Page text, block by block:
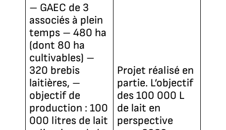
– GAEC de 3
associés à plein
temps – 480 ha
(dont 80 ha
cultivables) –
320 brebis
laitières, –
objectif de
production : 100
000 litres de lait
Projet réalisé en
partie. L’objectif
des 100 000 L
de lait en
perspective